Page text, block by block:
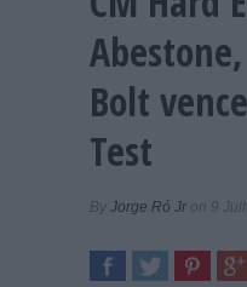
Bolt
Test
By Jorge Ró Jr on 9